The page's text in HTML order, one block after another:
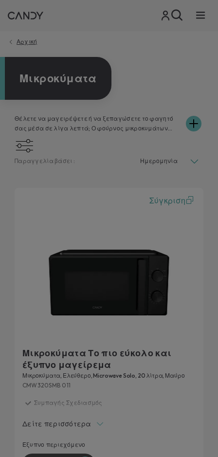
Αρχική
Μικροκύματα
Θέλετε να μαγειρέψετε ή να ξεπαγώσετε το φαγητό
σας μέσα σε λίγα λεπτά; Ο φούρνος μικροκυμάτων
Candy είναι η απάντηση. Μικροί και συμπαγείς, με
κομψό σχεδιασμό και διαθέσιμοι σε ποικιλία
χρωμάτων, οι φούρνοι μικροκυμάτων Candy κάνουν τη
εφαρμογή simply-Fi, μπορείτε να ενεργοποιήσετε ένα
από τα πολλά διαθέσιμα προγράμματα μαγειρέματος
θα μαγειρέψει για εσάς!
Παραγγελία βάσει :
Σύγκριση
Μικροκύματα Το πιο εύκολο και
έξυπνο μαγείρεμα
Μικροκύματα, Ελεύθερο, Microwave Solo, 20 λίτρα, Μαύρο
CMW320SMB 011
Συμπαγής Σχεδιασμός
Μαγειρική Ευελιξία
Ανακαλυψτε νέες συνταγές μέσω της εφαρμογής
hOn
Δείτε περισσότερα
Έξυπνο περιεχόμενο